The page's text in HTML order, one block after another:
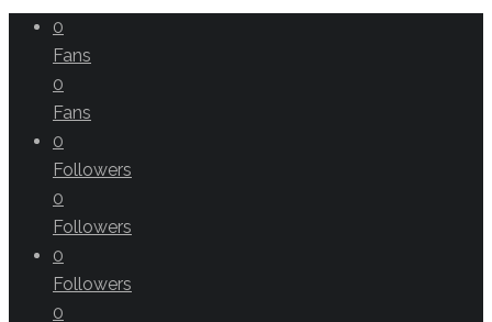
0
Fans
0
Fans
0
Followers
0
Followers
0
Followers
0